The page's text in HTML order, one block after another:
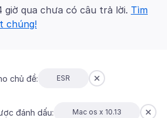
giờ qua chưa có câu trả lời. Tìm
chúng!
chủ đề: ESR
đánh dấu: Mac os x 10.13